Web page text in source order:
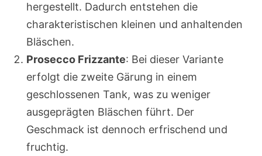
hergestellt. Dadurch entstehen die
charakteristischen kleinen und anhaltenden
Bläschen.
Prosecco Frizzante: Bei dieser Variante
erfolgt die zweite Gärung in einem
geschlossenen Tank, was zu weniger
ausgeprägten Bläschen führt. Der
Geschmack ist dennoch erfrischend und
fruchtig.